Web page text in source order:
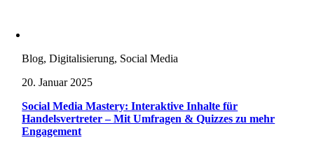
Blog, Digitalisierung, Social Media
20. Januar 2025
Social Media Mastery: Interaktive Inhalte für
Handelsvertreter – Mit Umfragen & Quizzes zu mehr
Engagement